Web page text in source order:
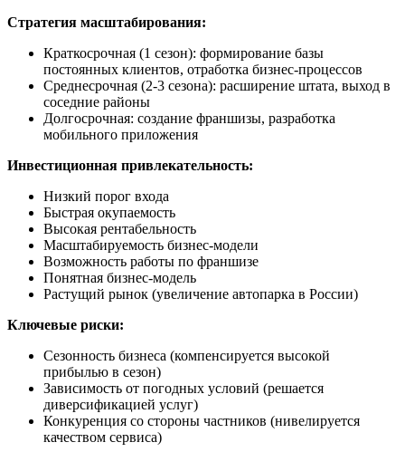
Стратегия масштабирования:
Краткосрочная (1 сезон): формирование базы
постоянных клиентов, отработка бизнес-процессов
Среднесрочная (2-3 сезона): расширение штата, выход в
соседние районы
Долгосрочная: создание франшизы, разработка
мобильного приложения
Инвестиционная привлекательность:
Низкий порог входа
Быстрая окупаемость
Высокая рентабельность
Масштабируемость бизнес-модели
Возможность работы по франшизе
Понятная бизнес-модель
Растущий рынок (увеличение автопарка в России)
Ключевые риски:
Сезонность бизнеса (компенсируется высокой
прибылью в сезон)
Зависимость от погодных условий (решается
диверсификацией услуг)
Конкуренция со стороны частников (нивелируется
качеством сервиса)